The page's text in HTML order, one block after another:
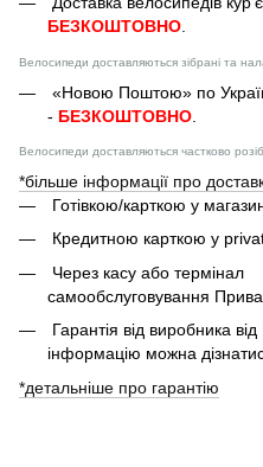
БЕЗКОШТОВНО.
Велосипеди доставляються зібрані та
«Новою Поштою» по
- БЕЗКОШТОВНО
Велосипеди доставляються частково
*більше інформації про
Готівкою/карткою у
Кредитною карткою у
Через касу або термінал
самообслуговування
Гарантія від виробника
інформацію можна
*детальніше про гарантію